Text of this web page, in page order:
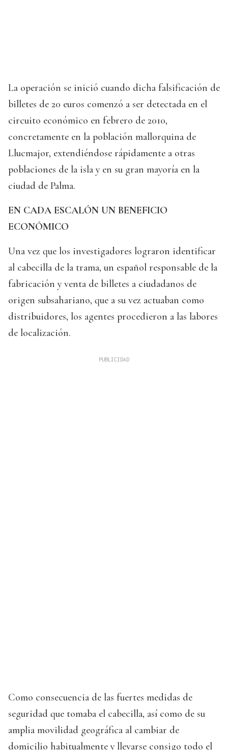
La operación se inició cuando dicha falsificación de
billetes de 20 euros comenzó a ser detectada en el
circuito económico en febrero de 2010,
concretamente en la población mallorquina de
Llucmajor, extendiéndose rápidamente a otras
poblaciones de la isla y en su gran mayoría en la
ciudad de Palma.
EN CADA ESCALÓN UN BENEFICIO
ECONÓMICO
Una vez que los investigadores lograron identificar
al cabecilla de la trama, un español responsable de la
fabricación y venta de billetes a ciudadanos de
origen subsahariano, que a su vez actuaban como
distribuidores, los agentes procedieron a las labores
de localización.
Como consecuencia de las fuertes medidas de
seguridad que tomaba el cabecilla, así como de su
amplia movilidad geográfica al cambiar de
domicilio habitualmente y llevarse consigo todo el